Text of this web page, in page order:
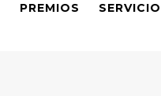
PREMIOS